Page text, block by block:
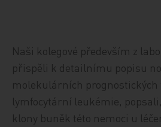
Naši kolegové především z
přispěli k detailnímu popisu
molekulárních
lymfocytární leukémie,
klony buněk této nemoci u